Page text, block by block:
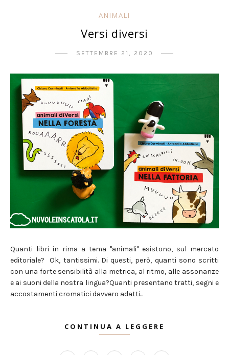
ANIMALI
Versi diversi
SETTEMBRE 21, 2020
Quanti libri in rima a tema "animali" esistono, sul mercato
editoriale? Ok, tantissimi. Di questi, però, quanti sono scritti
con una forte sensibilità alla metrica, al ritmo, alle assonanze
e ai suoni della nostra lingua?Quanti presentano tratti, segni e
accostamenti cromatici davvero adatti...
CONTINUA A LEGGERE